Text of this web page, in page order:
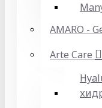
AMARO -
Arte Care